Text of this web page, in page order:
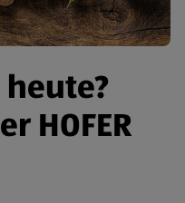
heute?
HOFER